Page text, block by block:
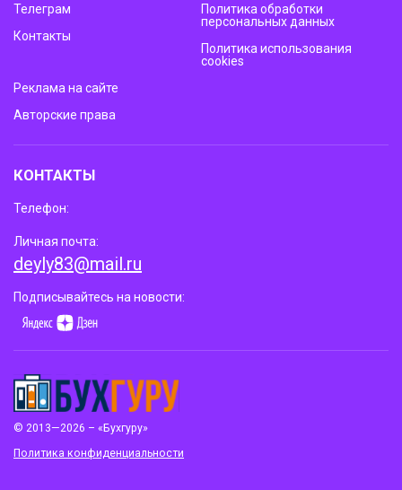
© 2013—2026 – «Бухгуру»
Политика конфиденциальности
Телеграм
Контакты
Политика обработки
персональных данных
Политика использования
cookies
Реклама на сайте
Авторские права
КОНТАКТЫ
Телефон:
Личная почта:
deyly83@mail.ru
Подписывайтесь на новости: